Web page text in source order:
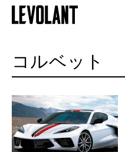
コルベット